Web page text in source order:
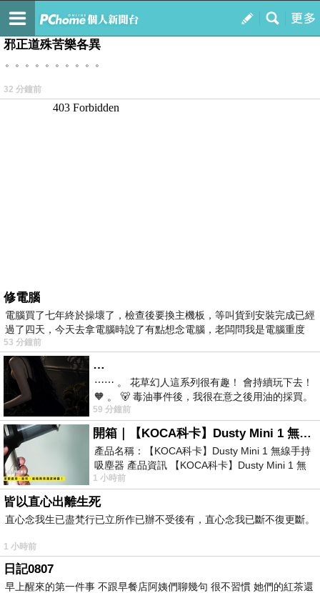
我的
最新文章
邪正道殊苦樂各異
。。。。。。。。。。
32 分鐘前
修電腦
電腦買了七年終於操壞了，檢查後要換主機板，等叫貨到安裝完成已經
過了四天，今天去拿電腦時說了有點想念電腦，老闆問我是電腦重度
53 分鐘前
…
⋯⋯ 。 花草幻人這系列很有趣！ 會持續玩下去！
🧡 。 🐻 毒油事件後，我很在意之後用油的採買。
前天購買了我之前就很愛
59 分鐘前
開箱｜【KOCA科卡】Dusty Mini 1 無線手持吸塵器
產品名稱：【KOCA科卡】Dusty Mini 1 無線手持
吸塵器 產品資訊 【KOCA科卡】Dusty Mini 1 無
線手持吸塵器評語： 能吸、能吹兼具兩
1 小時前
皆以直心出離生死
直心念我生已盡梵行已立所作已辦不受後有，直心念我已斷不復更斷。
1 小時前
日記0807
早上醒來的第一件事 不跟早餐店阿姨們聊幾句 很不習慣 她們的紅茶還